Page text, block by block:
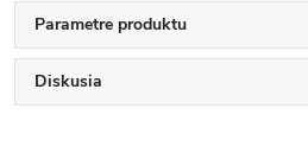
Parametre produktu
Diskusia